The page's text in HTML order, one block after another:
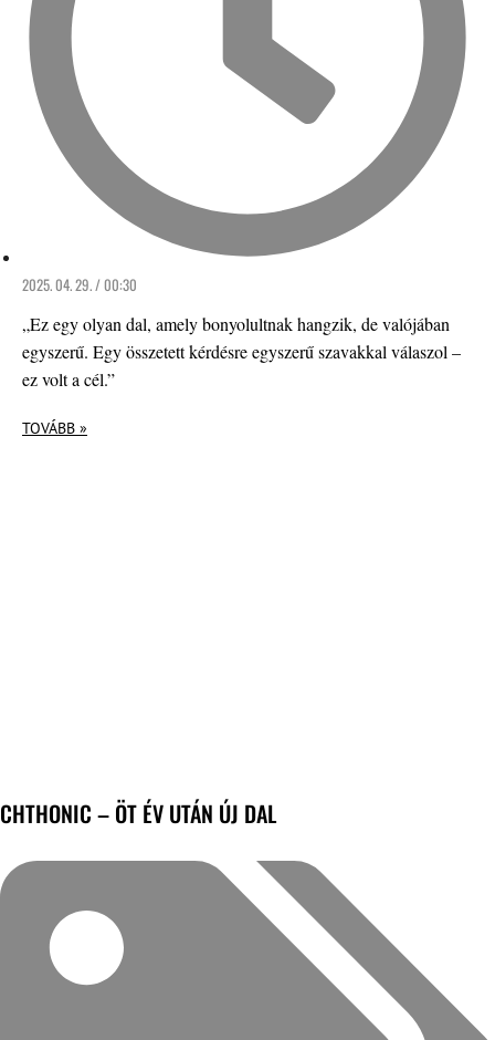
2025. 04. 29. / 00:30
„Ez egy olyan dal, amely bonyolultnak hangzik, de valójában
egyszerű. Egy összetett kérdésre egyszerű szavakkal válaszol –
ez volt a cél.”
TOVÁBB »
CHTHONIC – ÖT ÉV UTÁN ÚJ DAL